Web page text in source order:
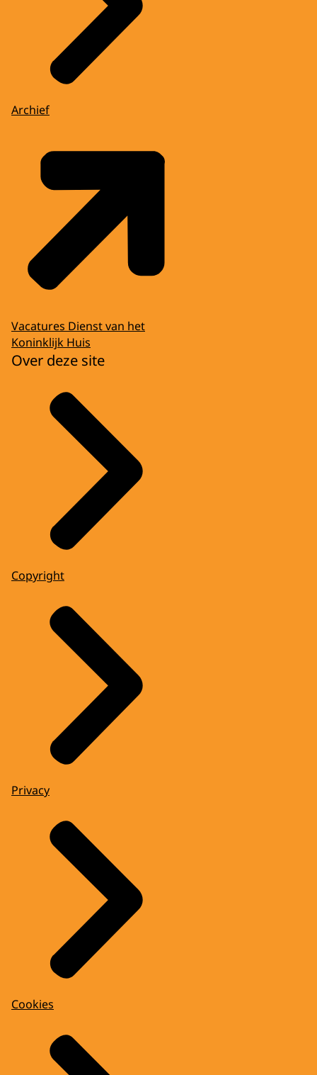
Archief
Vacatures Dienst van het
Koninklijk Huis
Over deze site
Copyright
Privacy
Cookies